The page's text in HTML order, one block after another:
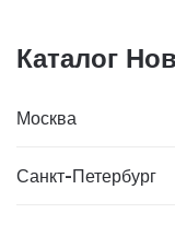
Каталог
Москва
Санкт-Петербург